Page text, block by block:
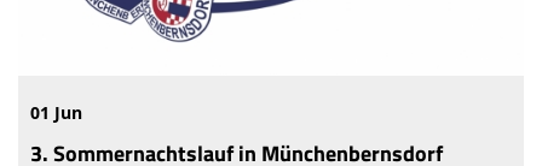
01 Jun
3. Sommernachtslauf in Münchenbernsdorf